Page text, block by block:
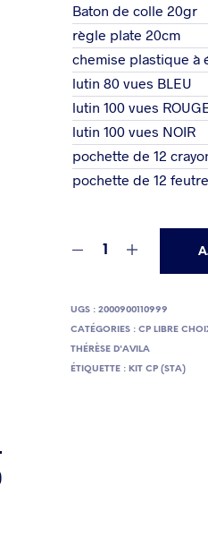
Baton de colle 20gr
règle plate 20cm
chemise plastique à
lutin 80 vues BLEU
lutin 100 vues
lutin 100 vues NOIR
pochette de 12
pochette de 12
UGS :2000900110999
CATÉGORIES :CP LIBRE
THÉRÈSE D'AVILA
ÉTIQUETTE : KIT CP (STA)